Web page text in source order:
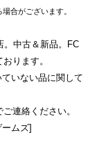
合がございます。
。中古＆新品。FC
ります。
いない品に関して
連絡ください。
ムズ]